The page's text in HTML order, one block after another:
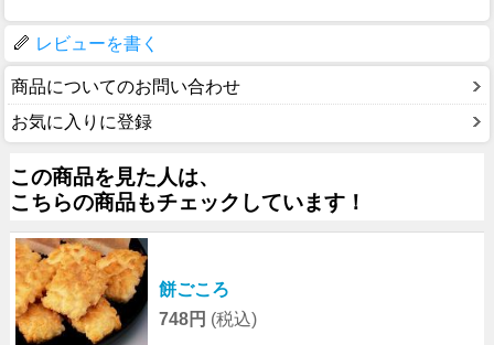
レビューを書く
商品についてのお問い合わせ
お気に入りに登録
この商品を見た人は、
こちらの商品もチェックしています！
餅ごころ
748円 (税込)